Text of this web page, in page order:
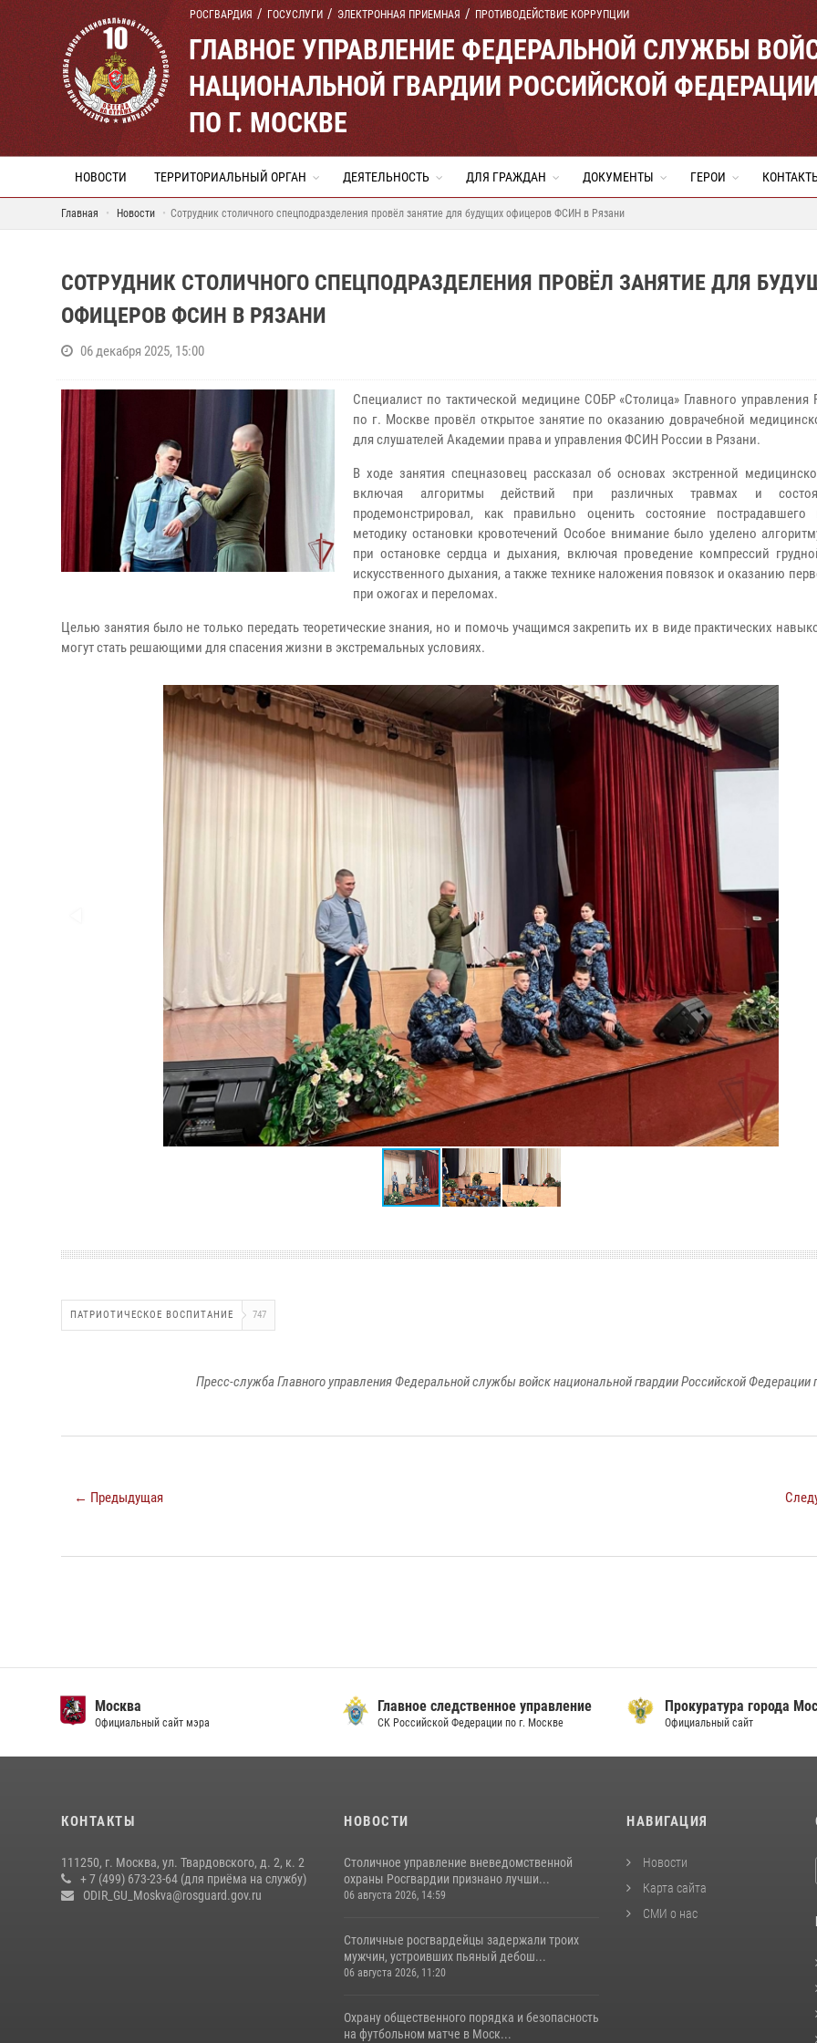
РОСГВАРДИЯ ГОСУСЛУГИ ЭЛЕКТРОННАЯ ПРИЕМНАЯ ПРОТИВОДЕЙСТВИЕ КОРРУПЦИИ
ГЛАВНОЕ УПРАВЛЕНИЕ ФЕДЕРАЛЬНОЙ СЛУЖБЫ
НАЦИОНАЛЬНОЙ ГВАРДИИ РОССИЙСКОЙ
ПО Г. МОСКВЕ
НОВОСТИ ТЕРРИТОРИАЛЬНЫЙ ОРГАН ДЕЯТЕЛЬНОСТЬ ДЛЯ ГРАЖДАН ДОКУМЕНТЫ ГЕРОИ
Главная Новости Сотрудник столичного спецподразделения провёл занятие для будущих офицеров ФСИН в Рязани
СОТРУДНИК СТОЛИЧНОГО СПЕЦПОДРАЗДЕЛЕНИЯ ПРОВЁЛ ЗАНЯТИЕ ДЛЯ
ОФИЦЕРОВ ФСИН В РЯЗАНИ
06 декабря 2025, 15:00
Специалист по тактической медицине СОБР «Столица» Главного управления
по г. Москве провёл открытое занятие по оказанию доврачебной
для слушателей Академии права и управления ФСИН России в Рязани.
В ходе занятия спецназовец рассказал об основах экстренной
включая алгоритмы действий при различных травмах и
продемонстрировал, как правильно оценить состояние
методику остановки кровотечений Особое внимание было уделено
при остановке сердца и дыхания, включая проведение компрессий
искусственного дыхания, а также технике наложения повязок и оказанию
при ожогах и переломах.
Целью занятия было не только передать теоретические знания, но и помочь учащимся закрепить их в виде практических
могут стать решающими для спасения жизни в экстремальных условиях.
ПАТРИОТИЧЕСКОЕ ВОСПИТАНИЕ 747
Пресс-служба Главного управления Федеральной службы войск национальной гвардии Российской Федерации
← Предыдущая
Москва
Официальный сайт мэра
Главное следственное управление
СК Российской Федерации по г. Москве
Прокуратура города
Официальный сайт
КОНТАКТЫ
111250, г. Москва, ул. Твардовского, д. 2, к. 2
+ 7 (499) 673-23-64 (для приёма на службу)
ODIR_GU_Moskva@rosguard.gov.ru
НОВОСТИ
Столичное управление вневедомственной
охраны Росгвардии признано лучши...
06 августа 2026, 14:59
Столичные росгвардейцы задержали троих
мужчин, устроивших пьяный дебош...
06 августа 2026, 11:20
Охрану общественного порядка и безопасность
на футбольном матче в Моск...
НАВИГАЦИЯ
Новости
Карта сайта
СМИ о нас